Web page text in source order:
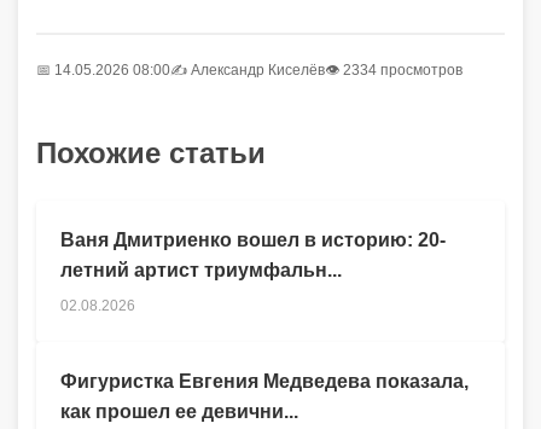
📅 14.05.2026 08:00✍️ Александр Киселёв👁 2334 просмотров
Похожие статьи
Ваня Дмитриенко вошел в историю: 20-
летний артист триумфальн...
02.08.2026
Фигуристка Евгения Медведева показала,
как прошел ее девични...